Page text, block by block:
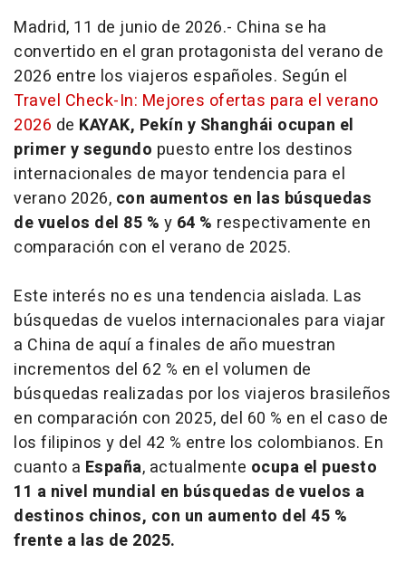
Madrid, 11 de junio de 2026.- China se ha
convertido en el gran protagonista del verano de
2026 entre los viajeros españoles. Según el
Travel Check-In: Mejores ofertas para el verano
2026 de KAYAK, Pekín y Shanghái ocupan el
primer y segundo puesto entre los destinos
internacionales de mayor tendencia para el
verano 2026, con aumentos en las búsquedas
de vuelos del 85 % y 64 % respectivamente en
comparación con el verano de 2025.
Este interés no es una tendencia aislada. Las
búsquedas de vuelos internacionales para viajar
a China de aquí a finales de año muestran
incrementos del 62 % en el volumen de
búsquedas realizadas por los viajeros brasileños
en comparación con 2025, del 60 % en el caso de
los filipinos y del 42 % entre los colombianos. En
cuanto a España, actualmente ocupa el puesto
11 a nivel mundial en búsquedas de vuelos a
destinos chinos, con un aumento del 45 %
frente a las de 2025.